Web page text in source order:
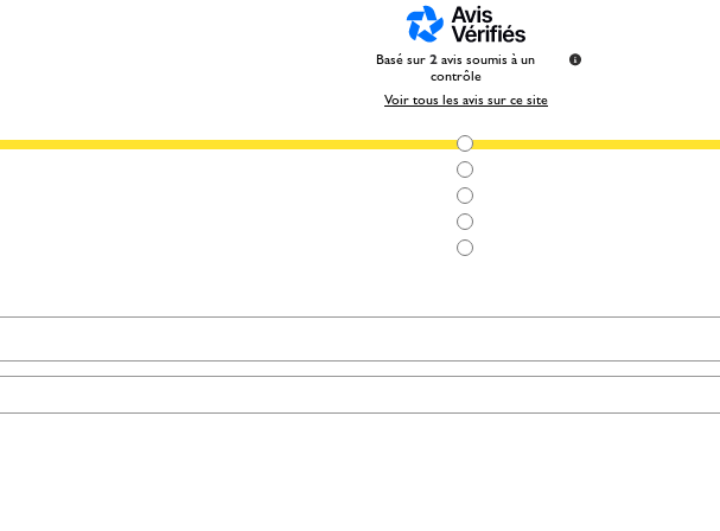
Basé sur2avis soumis à un
contrôle
Voir tous les avis sur ce site